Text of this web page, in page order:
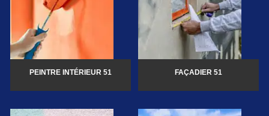
PEINTRE INTÉRIEUR 51 FAÇADIER 51